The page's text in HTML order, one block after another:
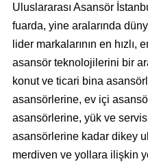
Uluslararası Asansör
fuarda, yine aralarında
lider markalarının en hızlı,
asansör teknolojilerini bir
konut ve ticari bina
asansörlerine, ev içi
asansörlerine, yük ve
asansörlerine kadar dikey
merdiven ve yollara ilişkin